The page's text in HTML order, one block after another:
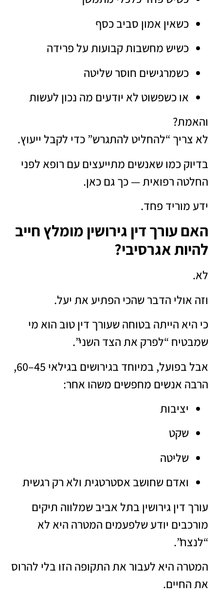
כשאין אמון סביב כסף
כשיש מחשבות קבועות על פרידה
כשמרגישים חוסר שליטה
או כשפשוט לא יודעים מה נכון לעשות
והאמת?
לא צריך “להחליט להתגרש” כדי לקבל ייעוץ.
בדיוק כמו שאנשים מתייעצים עם רופא לפני
החלטה רפואית — כך גם כאן.
ידע מוריד פחד.
האם עורך דין גירושין מומלץ חייב
להיות אגרסיבי?
לא.
וזה אולי הדבר שהכי הפתיע את יעל.
כי היא הייתה בטוחה שעורך דין טוב הוא מי
שמבטיח “לפרק את הצד השני”.
אבל בפועל, במיוחד בגירושים בגילאי 45–60,
הרבה אנשים מחפשים משהו אחר:
יציבות
שקט
שליטה
ואדם שחושב אסטרטגית ולא רק רגשית
עורך דין גירושין בתל אביב שמלווה תיקים
מורכבים יודע שלפעמים המטרה היא לא
“לנצח”.
המטרה היא לעבור את התקופה הזו בלי להרוס
את החיים.